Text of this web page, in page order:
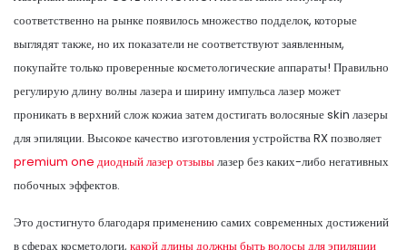
соответственно на рынке появилось множество подделок, которые
выглядят также, но их показатели не соответствуют заявленным,
покупайте только проверенные косметологические аппараты! Правильно
регулирую длину волны лазера и ширину импульса лазер может
проникать в верхний слож кожиа затем достигать волосяные skin лазеры
для эпиляции. Высокое качество изготовления устройства RX позволяет
premium one диодный лазер отзывылазер без каких-либо негативных
побочных эффектов.
Это достигнуто благодаря применению самих современных достижений
в сферах косметологи, какой длины должны быть волосы для эпиляции